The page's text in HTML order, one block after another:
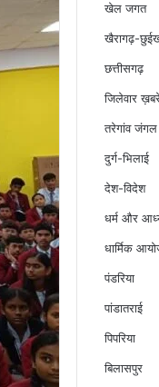
खेल जगत
खैरागढ़-
छत्तीसगढ़
जिलेवार
तरेगांव जंगल
दुर्ग-भिलाई
देश-विदेश
धर्म और
धार्मिक
पंडरिया
पांडातराई
पिपरिया
बिलासपुर